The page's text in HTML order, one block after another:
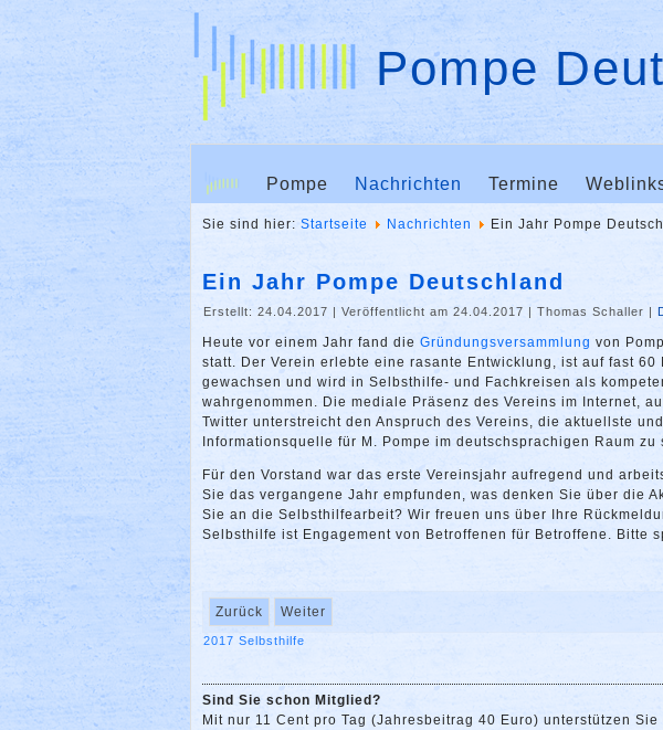
Pompe
Pompe Nachrichten Termine
Sie sind hier: Startseite Nachrichten Ein Jahr Pompe
Ein Jahr Pompe Deutschland
Erstellt: 24.04.2017 | Veröffentlicht am 24.04.2017 | Thomas Schaller |
Heute vor einem Jahr fand die Gründungsversammlung von
statt. Der Verein erlebte eine rasante Entwicklung, ist auf fast 60
gewachsen und wird in Selbsthilfe- und Fachkreisen als
wahrgenommen. Die mediale Präsenz des Vereins im Internet,
Twitter unterstreicht den Anspruch des Vereins, die aktuellste
Informationsquelle für M. Pompe im deutschsprachigen Raum zu
Für den Vorstand war das erste Vereinsjahr aufregend und
Sie das vergangene Jahr empfunden, was denken Sie über die
Sie an die Selbsthilfearbeit? Wir freuen uns über Ihre
Selbsthilfe ist Engagement von Betroffenen für Betroffene. Bitte
Zurück Weiter
2017 Selbsthilfe
Sind Sie schon Mitglied?
Mit nur 11 Cent pro Tag (Jahresbeitrag 40 Euro) unterstützen